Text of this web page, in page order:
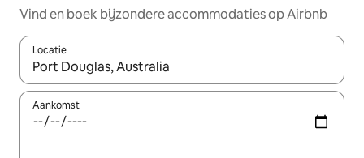
Vind en boek bijzondere accommodaties op Airbnb
Locatie
Wanneer er resultaten beschikbaar zijn, maak je een keuze
Aankomst